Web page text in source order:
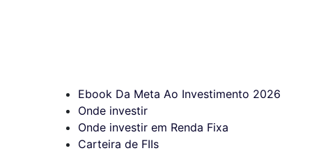
Ebook Da Meta Ao Investimento 2026
Onde investir
Onde investir em Renda Fixa
Carteira de FIIs